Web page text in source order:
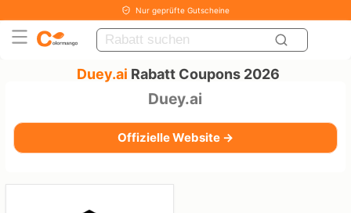
Nur geprüfte Gutscheine
Duey.ai Rabatt Coupons 2026
Duey.ai
Offizielle Website →